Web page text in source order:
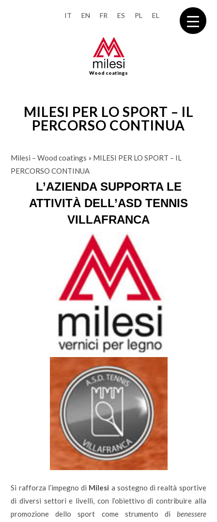
IT EN FR ES PL EL
Wood coatings
MILESI PER LO SPORT – IL
PERCORSO CONTINUA
Milesi – Wood coatings » MILESI PER LO SPORT – IL
PERCORSO CONTINUA
L’AZIENDA SUPPORTA LE
ATTIVITÀ DELL’ASD TENNIS
VILLAFRANCA
Si rafforza l’impegno di Milesi a sostegno di realtà sportive
di diversi settori e livelli, con l’obiettivo di contribuire alla
promozione dello sport come strumento di benessere